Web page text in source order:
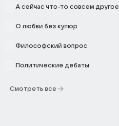
А сейчас что-то совсем другое
О любви без купюр
Философский вопрос
Политические дебаты
Смотреть все